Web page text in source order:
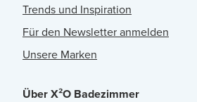
Trends und Inspiration
Für den Newsletter anmelden
Unsere Marken
Über X²O Badezimmer